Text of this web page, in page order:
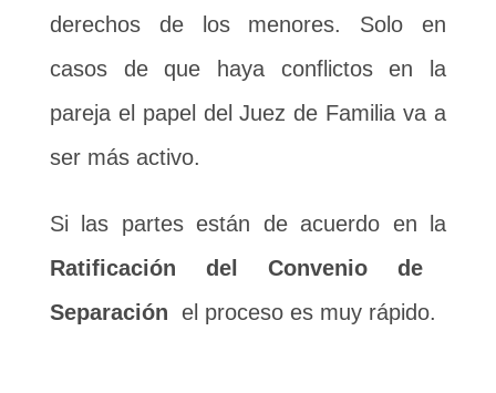
derechos de los menores. Solo en
casos de que haya conflictos en la
pareja el papel del Juez de Familia va a
ser más activo.
Si las partes están de acuerdo en la
Ratificación del Convenio de
Separación el proceso es muy rápido.